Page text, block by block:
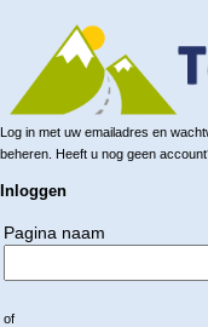
Log in met uw emailadres en
beheren. Heeft u nog geen
Inloggen
Pagina naam
of